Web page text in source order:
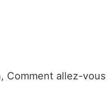
Comment allez-vous